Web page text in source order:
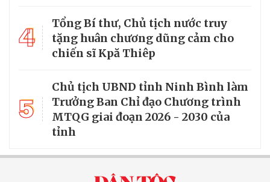
4
Tổng Bí thư, Chủ tịch nước truy
tặng huân chương dũng cảm cho
chiến sĩ Kpă Thiêp
5
Chủ tịch UBND tỉnh Ninh Bình làm
Trưởng Ban Chỉ đạo Chương trình
MTQG giai đoạn 2026 - 2030 của
tỉnh